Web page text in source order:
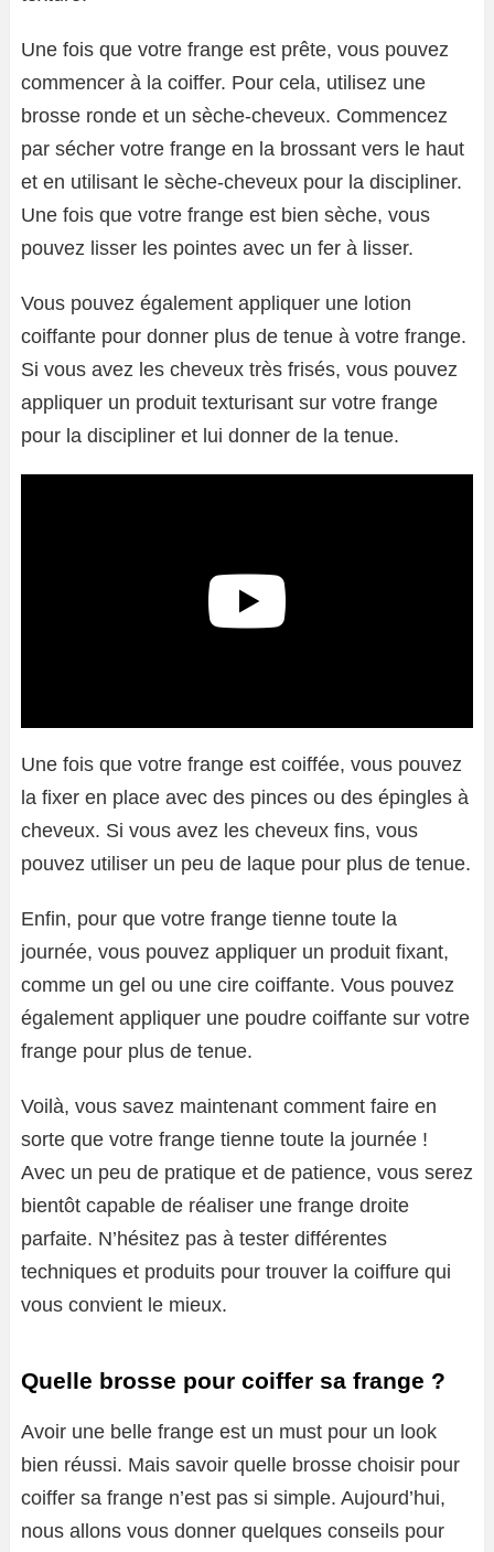
Une fois que votre frange est prête, vous pouvez
commencer à la coiffer. Pour cela, utilisez une
brosse ronde et un sèche-cheveux. Commencez
par sécher votre frange en la brossant vers le haut
et en utilisant le sèche-cheveux pour la discipliner.
Une fois que votre frange est bien sèche, vous
pouvez lisser les pointes avec un fer à lisser.
Vous pouvez également appliquer une lotion
coiffante pour donner plus de tenue à votre frange.
Si vous avez les cheveux très frisés, vous pouvez
appliquer un produit texturisant sur votre frange
pour la discipliner et lui donner de la tenue.
Une fois que votre frange est coiffée, vous pouvez
la fixer en place avec des pinces ou des épingles à
cheveux. Si vous avez les cheveux fins, vous
pouvez utiliser un peu de laque pour plus de tenue.
Enfin, pour que votre frange tienne toute la
journée, vous pouvez appliquer un produit fixant,
comme un gel ou une cire coiffante. Vous pouvez
également appliquer une poudre coiffante sur votre
frange pour plus de tenue.
Voilà, vous savez maintenant comment faire en
sorte que votre frange tienne toute la journée !
Avec un peu de pratique et de patience, vous serez
bientôt capable de réaliser une frange droite
parfaite. N’hésitez pas à tester différentes
techniques et produits pour trouver la coiffure qui
vous convient le mieux.
Quelle brosse pour coiffer sa frange ?
Avoir une belle frange est un must pour un look
bien réussi. Mais savoir quelle brosse choisir pour
coiffer sa frange n’est pas si simple. Aujourd’hui,
nous allons vous donner quelques conseils pour